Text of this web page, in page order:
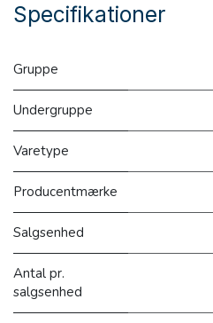
Specifikationer
Gruppe
Undergruppe
Varetype
Producentmærke
Salgsenhed
Antal pr.
salgsenhed